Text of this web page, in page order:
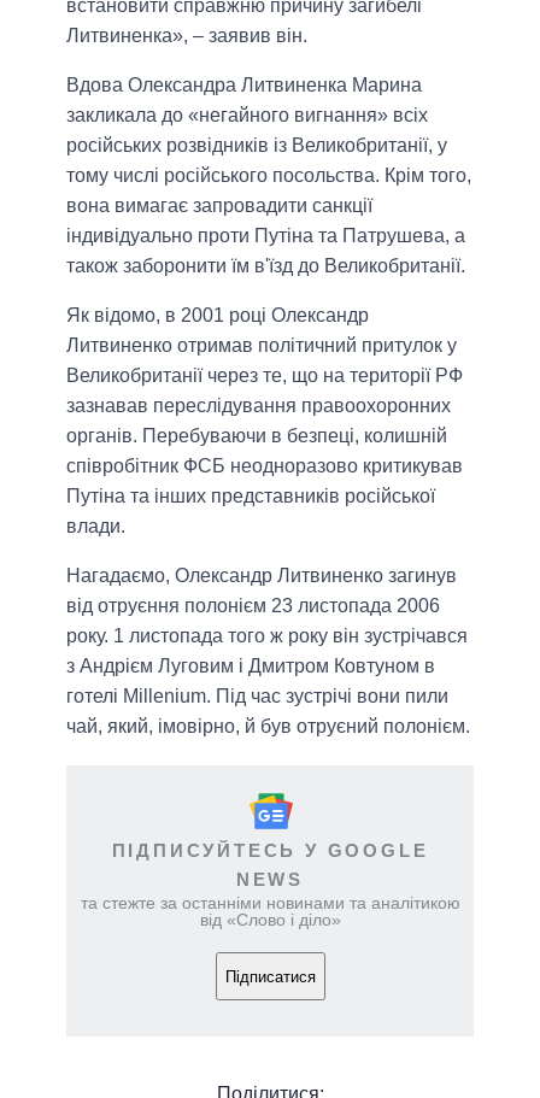
встановити справжню причину загибелі
Литвиненка», – заявив він.
Вдова Олександра Литвиненка Марина
закликала до «негайного вигнання» всіх
російських розвідників із Великобританії, у
тому числі російського посольства. Крім того,
вона вимагає запровадити санкції
індивідуально проти Путіна та Патрушева, а
також заборонити їм в'їзд до Великобританії.
Як відомо, в 2001 році Олександр
Литвиненко отримав політичний притулок у
Великобританії через те, що на території РФ
зазнавав переслідування правоохоронних
органів. Перебуваючи в безпеці, колишній
співробітник ФСБ неодноразово критикував
Путіна та інших представників російської
влади.
Нагадаємо, Олександр Литвиненко загинув
від отруєння полонієм 23 листопада 2006
року. 1 листопада того ж року він зустрічався
з Андрієм Луговим і Дмитром Ковтуном в
готелі Millenium. Під час зустрічі вони пили
чай, який, імовірно, й був отруєний полонієм.
ПІДПИСУЙТЕСЬ У GOOGLE
NEWS
та стежте за останніми новинами та аналітикою
від «Слово і діло»
Підписатися